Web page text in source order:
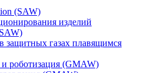
(SAW)
изделий
защитных газах плавящимся
роботизация (GMAW)